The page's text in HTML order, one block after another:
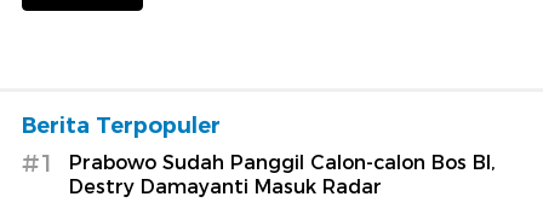
Berita Terpopuler
#1
Prabowo Sudah Panggil Calon-calon Bos BI,
Destry Damayanti Masuk Radar